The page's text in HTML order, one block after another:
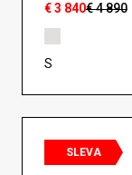
€ 3 840€ 4 890
S
SLEVA